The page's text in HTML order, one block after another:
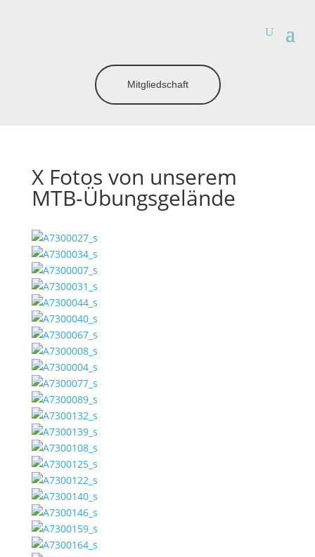
Mitgliedschaft
X Fotos von unserem
MTB-Übungsgelände